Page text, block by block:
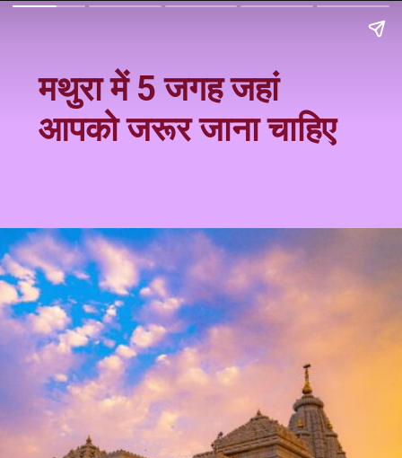
मथुरा में 5 जगह जहां
आपको जरूर जाना चाहिए